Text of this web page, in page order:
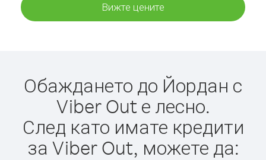
Вижте цените
Обаждането до Йордан с
Viber Out е лесно.
След като имате кредити
за Viber Out, можете да: